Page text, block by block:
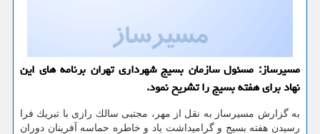
مسیرساز: مسئول سازمان بسیج شهرداری تهران برنامه های این
نهاد برای هفته بسیج را تشریح نمود.
به گزارش مسیرساز به نقل از مهر، مجتبی سالك رازی با تبریك فرا
رسیدن هفته بسیج و گرامیداشت یاد و خاطره حماسه آفرینان دوران